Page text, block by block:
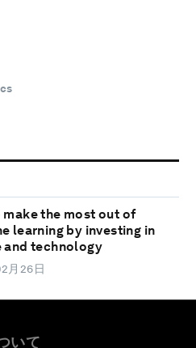
make the most out of
learning by investing in
and technology
月26日
いて